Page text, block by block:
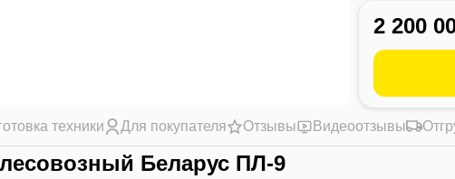
2 200
техники Для покупателя Отзывы Видеоотзывы
Беларус ПЛ-9